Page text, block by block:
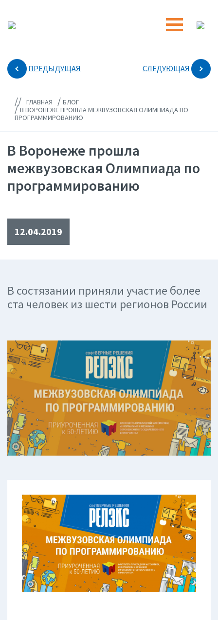
ПРЕДЫДУЩАЯ СЛЕДУЮЩАЯ
// ГЛАВНАЯ / БЛОГ
/В ВОРОНЕЖЕ ПРОШЛА МЕЖВУЗОВСКАЯ ОЛИМПИАДА ПО
ПРОГРАММИРОВАНИЮ
В Воронеже прошла
межвузовская Олимпиада по
программированию
12.04.2019
В состязании приняли участие более
ста человек из шести регионов России